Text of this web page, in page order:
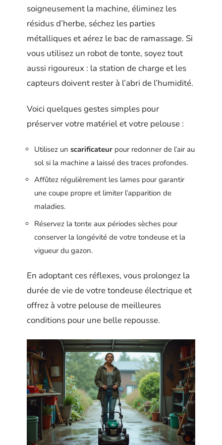
soigneusement la machine, éliminez les
résidus d’herbe, séchez les parties
métalliques et aérez le bac de ramassage. Si
vous utilisez un robot de tonte, soyez tout
aussi rigoureux : la station de charge et les
capteurs doivent rester à l’abri de l’humidité.
Voici quelques gestes simples pour
préserver votre matériel et votre pelouse :
Utilisez un scarificateur pour redonner de l’air au
sol si la machine a laissé des traces profondes.
Affûtez régulièrement les lames pour garantir
une coupe propre et limiter l’apparition de
maladies.
Réservez la tonte aux périodes sèches pour
conserver la longévité de votre tondeuse et la
vigueur du gazon.
En adoptant ces réflexes, vous prolongez la
durée de vie de votre tondeuse électrique et
offrez à votre pelouse de meilleures
conditions pour une belle repousse.